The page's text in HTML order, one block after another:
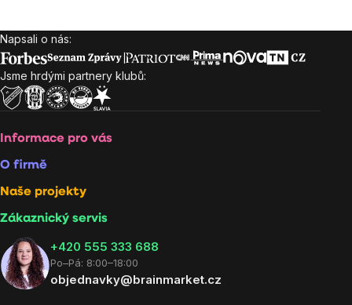
Zápatí
Napsali o nás:
Jsme hrdými partnery klubů:
Informace pro vás
O firmě
Naše projekty
Zákaznický servis
‭+420 555 333 688
Po–Pá: 8:00–18:00
objednavky@brainmarket.cz